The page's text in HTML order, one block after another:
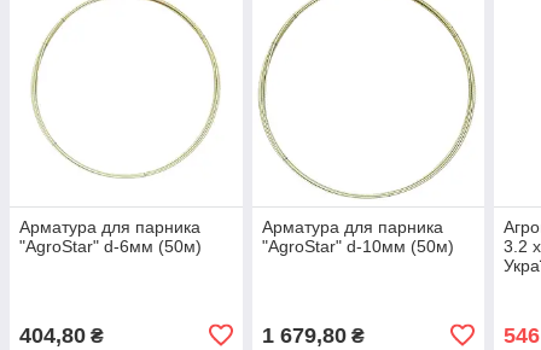
Арматура для парника
"AgroStar" d-6мм (50м)
404,80 ₴
Арматура для парника
"AgroStar" d-10мм (50м)
1 679,80₴
3.2